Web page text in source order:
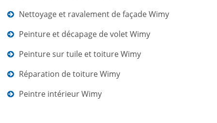
Nettoyage et ravalement de façade Wimy
Peinture et décapage de volet Wimy
Peinture sur tuile et toiture Wimy
Réparation de toiture Wimy
Peintre intérieur Wimy